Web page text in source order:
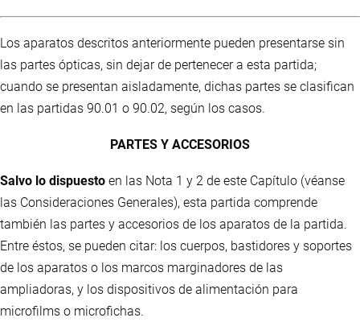
Los aparatos descritos anteriormente pueden presentarse sin
las partes ópticas, sin dejar de pertenecer a esta partida;
cuando se presentan aisladamente, dichas partes se clasifican
en las partidas 90.01 o 90.02, según los casos.
PARTES Y ACCESORIOS
Salvo lo dispuesto en las Nota 1 y 2 de este Capítulo (véanse
las Consideraciones Generales), esta partida comprende
también las partes y accesorios de los aparatos de la partida.
Entre éstos, se pueden citar: los cuerpos, bastidores y soportes
de los aparatos o los marcos marginadores de las
ampliadoras, y los dispositivos de alimentación para
microfilms o microfichas.